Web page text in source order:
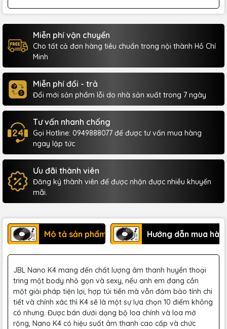
Miễn phí vận chuyển
Cho tất cả đơn hàng tiêu chuẩn trong nội thành Hồ Chí
Minh
Miễn phí đổi - trả
Đổi mới sản phẩm lỗi do nhà sản xuất trong 7 ngày
Tư vấn nhanh chống
Gọi Hotline: 0949888077 để được tư vấn mua hàng
ngay lập tức
Ưu đãi thành viên
Đăng ký thành viên để được nhận được nhiều khuyến
mãi.
Mô tả sản phẩm Hướng dẫn mua
JBL Nano K4 mang đến chất lượng âm thanh huyền thoại
tring một body nhỏ gọn và sexy, nếu anh em đang cần
một giải pháp tiện lợi, hợp túi tiền mà vẫn đảm bảo tính chi
tiết và chính xác thì K4 sẽ là một sự lựa chọn 10 điểm không
có nhưng. Được bán dưới dạng bộ loa chính và loa mở
rộng, Nano K4 có hiệu suất âm thanh cao cấp và chức